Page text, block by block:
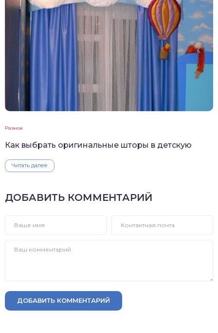
Разное
Как выбрать оригинальные шторы в детскую
Читать далее
ДОБАВИТЬ КОММЕНТАРИЙ
ДОБАВИТЬ КОММЕНТАРИЙ